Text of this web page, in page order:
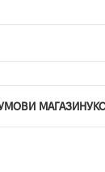
МАГАЗИНУ